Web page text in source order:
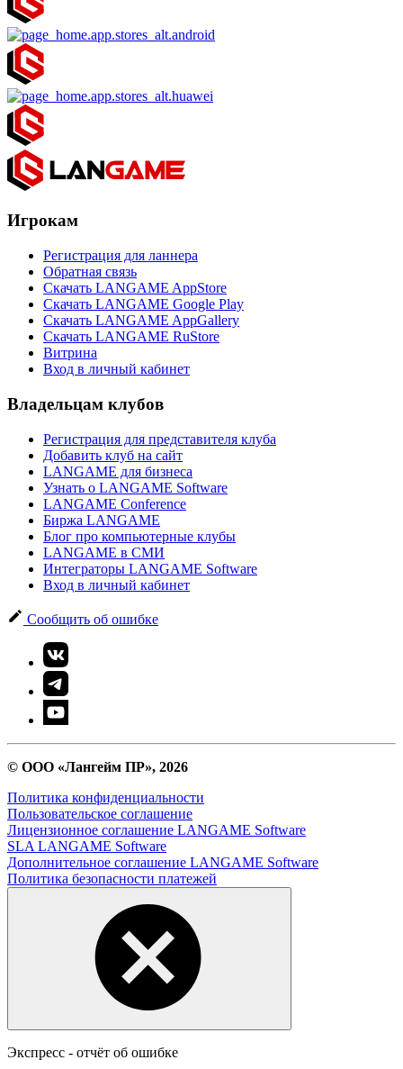
Игрокам
Регистрация для ланнера
Обратная связь
Скачать LANGAME AppStore
Скачать LANGAME Google Play
Скачать LANGAME AppGallery
Скачать LANGAME RuStore
Витрина
Вход в личный кабинет
Владельцам клубов
Регистрация для представителя клуба
Добавить клуб на сайт
LANGAME для бизнеса
Узнать о LANGAME Software
LANGAME Conference
Биржа LANGAME
Блог про компьютерные клубы
LANGAME в СМИ
Интеграторы LANGAME Software
Вход в личный кабинет
Сообщить об ошибке
© ООО «Лангейм ПР», 2026
Политика конфиденциальности
Пользовательское соглашение
Лицензионное соглашение LANGAME Software
SLA LANGAME Software
Дополнительное соглашение LANGAME Software
Политика безопасности платежей
Экспресс - отчёт об ошибке